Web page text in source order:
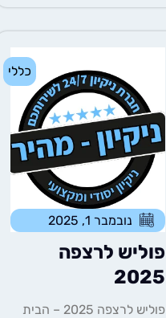
כללי
נובמבר 1, 2025
פוליש לרצפה
2025
פוליש לרצפה 2025 – הבית